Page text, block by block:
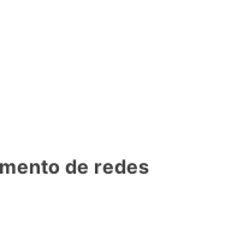
de redes